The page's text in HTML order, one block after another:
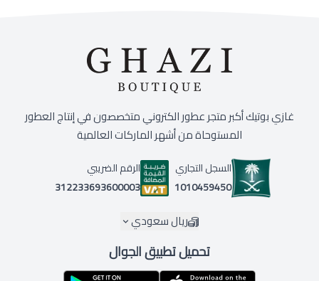
غازي بوتيك أكبر متجر عطور الكتروني متخصصون في إنتاج العطور
المستوحاة من أشهر الماركات العالمية
السجل التجاري
1010459450
الرقم الضريبي
312233693600003
ريال سعودي
تحميل تطبيق الجوال